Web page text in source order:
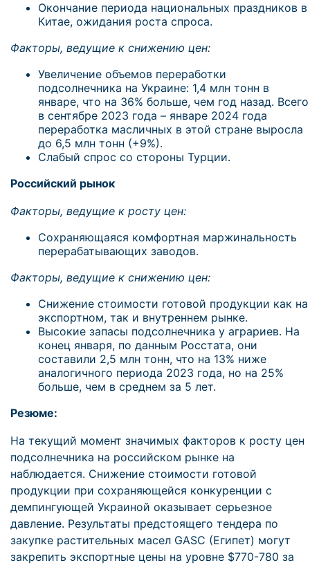
Окончание периода национальных праздников в
Китае, ожидания роста спроса.
Факторы, ведущие к снижению цен:
Увеличение объемов переработки
подсолнечника на Украине: 1,4 млн тонн в
январе, что на 36% больше, чем год назад. Всего
в сентябре 2023 года – январе 2024 года
переработка масличных в этой стране выросла
до 6,5 млн тонн (+9%).
Слабый спрос со стороны Турции.
Российский рынок
Факторы, ведущие к росту цен:
Сохраняющаяся комфортная маржинальность
перерабатывающих заводов.
Факторы, ведущие к снижению цен:
Снижение стоимости готовой продукции как на
экспортном, так и внутреннем рынке.
Высокие запасы подсолнечника у аграриев. На
конец января, по данным Росстата, они
составили 2,5 млн тонн, что на 13% ниже
аналогичного периода 2023 года, но на 25%
больше, чем в среднем за 5 лет.
Резюме:
На текущий момент значимых факторов к росту цен
подсолнечника на российском рынке на
наблюдается. Снижение стоимости готовой
продукции при сохраняющейся конкуренции с
демпингующей Украиной оказывает серьезное
давление. Результаты предстоящего тендера по
закупке растительных масел GASC (Египет) могут
закрепить экспортные цены на уровне $770-780 за